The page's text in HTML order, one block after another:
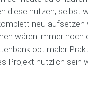
diese nutzen, selbst
neu aufsetzen
wären immer noch
optimaler
Projekt nützlich sein